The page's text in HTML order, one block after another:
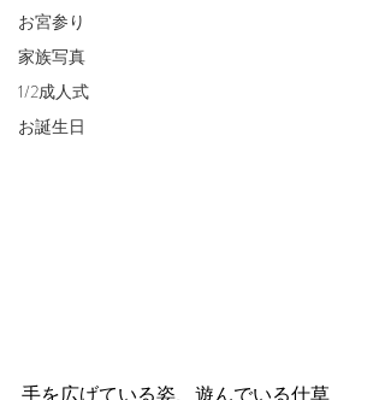
お宮参り
家族写真
1/2成人式
お誕生日